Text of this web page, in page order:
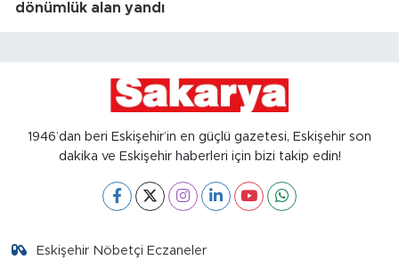
dönümlük alan yandı
1946’dan beri Eskişehir’in en güçlü gazetesi, Eskişehir son
dakika ve Eskişehir haberleri için bizi takip edin!
Eskişehir Nöbetçi Eczaneler